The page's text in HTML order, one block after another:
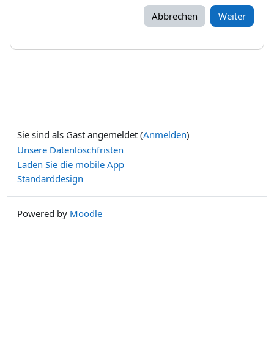
Abbrechen Weiter
Sie sind als Gast angemeldet (Anmelden)
Unsere Datenlöschfristen
Laden Sie die mobile App
Standarddesign
Powered by Moodle